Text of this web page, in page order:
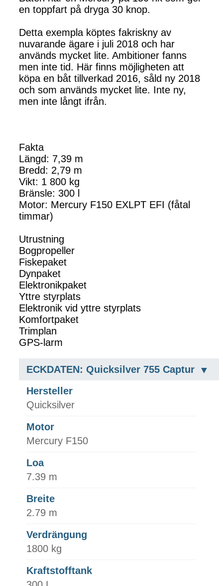
en toppfart på dryga 30 knop.
Detta exempla köptes fakriskny av
nuvarande ägare i juli 2018 och har
används mycket lite. Ambitioner fanns
men inte tid. Här finns möjligheten att
köpa en båt tillverkad 2016, såld ny 2018
och som används mycket lite. Inte ny,
men inte långt ifrån.
Fakta
Längd: 7,39 m
Bredd: 2,79 m
Vikt: 1 800 kg
Bränsle: 300 l
Motor: Mercury F150 EXLPT EFI (fåtal
timmar)
Utrustning
Bogpropeller
Fiskepaket
Dynpaket
Elektronikpaket
Yttre styrplats
Elektronik vid yttre styrplats
Komfortpaket
Trimplan
GPS-larm
ECKDATEN: Quicksilver 755 Captur
Hersteller
Quicksilver
Motor
Mercury F150
Loa
7.39 m
Breite
2.79 m
Verdrängung
1800 kg
Kraftstofftank